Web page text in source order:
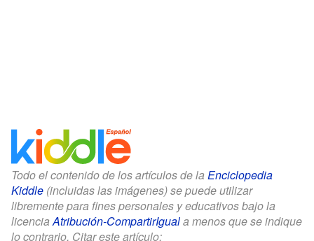
Todo el contenido de los artículos de la Enciclopedia
Kiddle (incluidas las imágenes) se puede utilizar
libremente para fines personales y educativos bajo la
licenciaAtribución-CompartirIguala menos que se indique
lo contrario. Citar este artículo: